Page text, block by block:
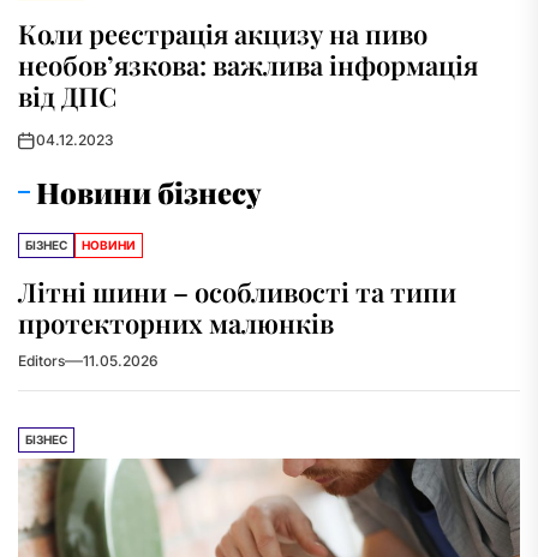
Коли реєстрація акцизу на пиво
необов’язкова: важлива інформація
від ДПС
04.12.2023
Новини бізнесу
БІЗНЕС НОВИНИ
Літні шини – особливості та типи
протекторних малюнків
Editors 11.05.2026
БІЗНЕС